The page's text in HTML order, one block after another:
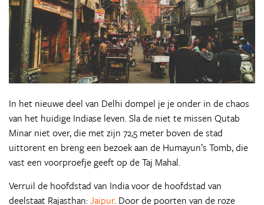
In het nieuwe deel van Delhi dompel je je onder in de chaos
van het huidige Indiase leven. Sla de niet te missen Qutab
Minar niet over, die met zijn 72,5 meter boven de stad
uittorent en breng een bezoek aan de Humayun’s Tomb, die
vast een voorproefje geeft op de Taj Mahal.
Verruil de hoofdstad van India voor de hoofdstad van
deelstaat Rajasthan:Jaipur. Door de poorten van de roze